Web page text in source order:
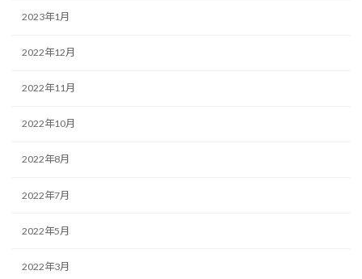
2023年1月
2022年12月
2022年11月
2022年10月
2022年8月
2022年7月
2022年5月
2022年3月